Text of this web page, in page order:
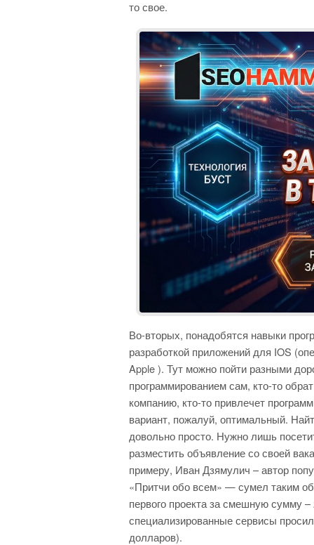
то свое.
Во-вторых, понадобятся навыки
разработкой приложений для IOS
Apple ). Тут можно пойти разными
программированием сам, кто-то
компанию, кто-то привлечет
вариант, пожалуй, оптимальный.
довольно просто. Нужно лишь
разместить объявление со своей
примеру, Иван Дзямулич – автор
«Притчи обо всем» — сумел таким
первого проекта за смешную сумму
специализированные сервисы
долларов).